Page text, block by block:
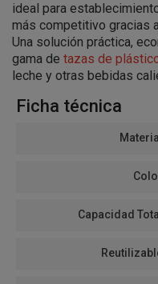
ideal para
más competitivo gracias
Una solución práctica,
gama de tazas de
leche y otras bebidas
Ficha técnica
Capacidad